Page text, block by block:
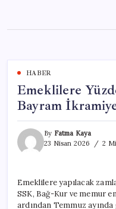
content
HABER
Emeklilere
Bayram
By Fatma Kaya
23 Nisan 2026
2
Emeklilere yapılacak
SSK, Bağ-Kur ve memur
ardından Temmuz